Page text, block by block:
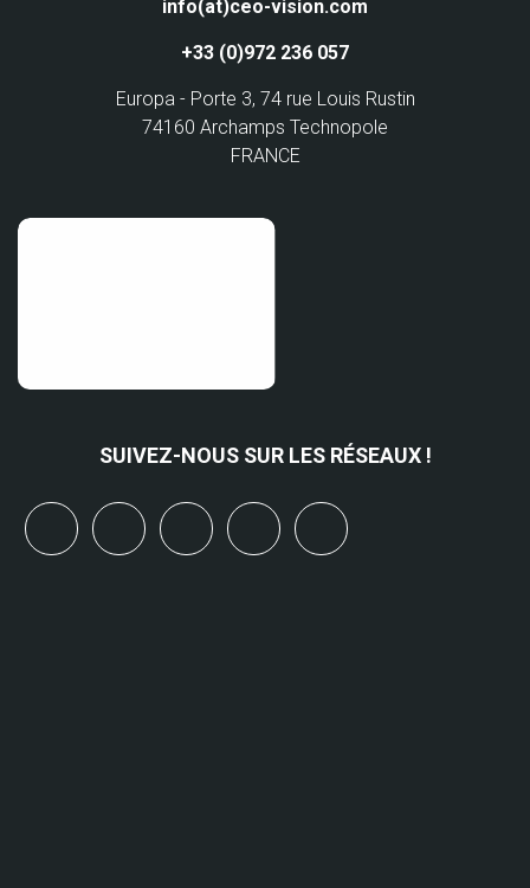
info(at)ceo-vision.com
+33 (0)972 236 057
Europa - Porte 3, 74 rue Louis Rustin
74160 Archamps Technopole
FRANCE
SUIVEZ-NOUS SUR LES RÉSEAUX !
linkedinyoutubebluesky mastodon